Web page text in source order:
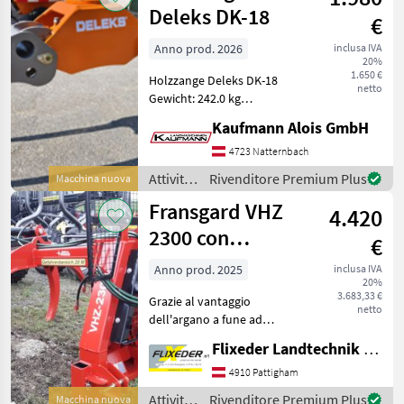
lavorazione
del
legno /
Macchina nuova
Deleks DK-18
€
inclusa IVA
20%
1.650 €
netto
Anno prod. 2026
Holzzange Deleks DK-18
Gewicht: 242.0 kg
Öldruck: 150 - 220 bar
Öldurchflussmenge: 25 - 50
l/min Weitere Maße-Siehe
Bild Max.
Kaufmann Alois GmbH
4723 Natternbach
Attività
forestali
e
lavorazione
del
legno /
Rivenditore Premium Plus
Macchina nuova
Fransgard VHZ
2300 con
verricello a cavo
meccanico
4.420
€
inclusa IVA
20%
3.683,33 €
netto
Anno prod. 2025
Grazie al vantaggio
dell'argano a fune ad
forte potenza di trazione!
min. 3 tonnellate. con circa
40 m di cavo compattato +
Flixeder Landtechnik GmbH
4910 Pattigham
Attività
Rivenditore Premium Plus